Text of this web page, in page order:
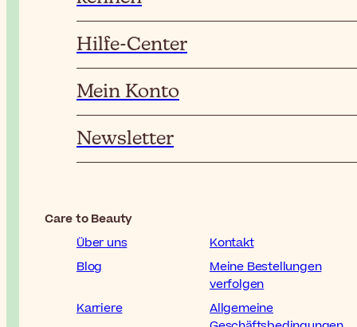
Hilfe-Center
Mein Konto
Newsletter
Care to Beauty
Über uns
Kontakt
Blog
Meine Bestellungen
verfolgen
Karriere
Allgemeine